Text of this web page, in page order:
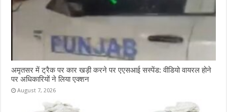
अमृतसर में ट्रैक पर कार खड़ी करने पर एएसआई सस्पेंड: वीडियो वायरल होने
पर अधिकारियों ने लिया एक्शन
August 7, 2026